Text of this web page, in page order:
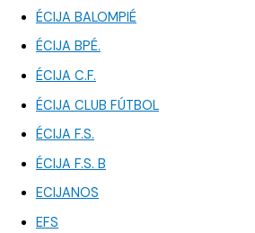
ÉCIJA BALOMPIÉ
ÉCIJA BPÉ.
ÉCIJA C.F.
ÉCIJA CLUB FÚTBOL
ÉCIJA F.S.
ÉCIJA F.S. B
ECIJANOS
EFS